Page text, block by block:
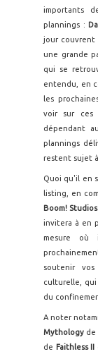
importants
plannings :
jour couvrent
une grande
qui se
entendu, en
les
voir sur ces
dépendant
plannings
restent sujet
Quoi qu'il en
listing, en
Boom! Studios
invitera à en
mesure où
soutenir
culturelle,
du
A noter
Mythology de
de Faithless II